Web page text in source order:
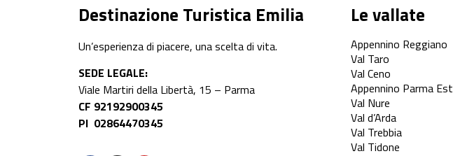
Destinazione Turistica Emilia
Un’esperienza di piacere, una scelta di vita.
SEDE LEGALE:
Viale Martiri della Libertà, 15 – Parma
CF 92192900345
PI 02864470345
Le vallate
Appennino Reggiano
Val Taro
Val Ceno
Appennino Parma Est
Val Nure
Val d’Arda
Val Trebbia
Val Tidone